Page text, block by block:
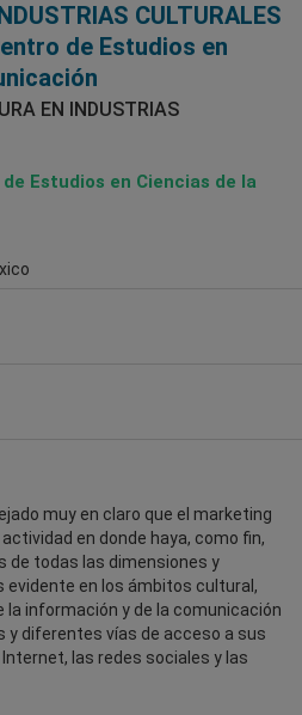
CULTURALES
de Estudios en
EN INDUSTRIAS
Estudios en Ciencias de la
muy en claro que el marketing
en donde haya, como fin,
de todas las dimensiones y
evidente en los ámbitos cultural,
la información y de la comunicación
y diferentes vías de acceso a sus
las redes sociales y las